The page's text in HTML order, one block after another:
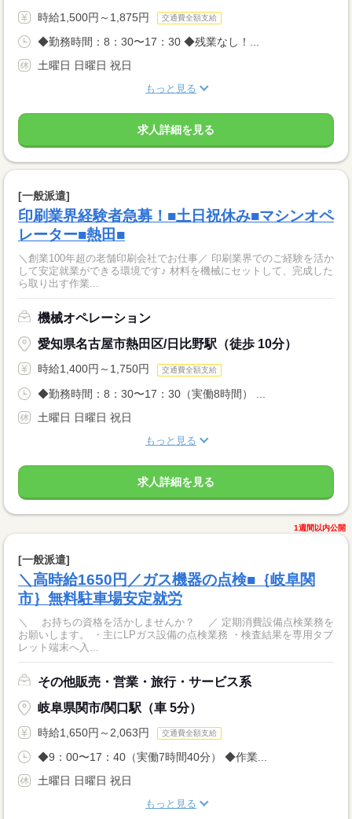
時給1,500円～1,875円 交通費全額支給
◆勤務時間：8：30〜17：30 ◆残業なし！...
土曜日 日曜日 祝日
もっと見る
求人詳細を見る
[一般派遣]
印刷業界経験者急募！■土日祝休み■マシンオペ
レーター■熱田■
＼創業100年超の老舗印刷会社でお仕事／ 印刷業界でのご経験を活か
して安定就業ができる環境です♪ 材料を機械にセットして、完成した
ら取り出す作業...
機械オペレーション
愛知県名古屋市熱田区/日比野駅（徒歩 10分）
時給1,400円～1,750円 交通費全額支給
◆勤務時間：8：30〜17：30（実働8時間） ...
土曜日 日曜日 祝日
もっと見る
求人詳細を見る
1週間以内公開
[一般派遣]
＼高時給1650円／ガス機器の点検■｛岐阜関
市｝無料駐車場安定就労
＼ お持ちの資格を活かしませんか？ ／ 定期消費設備点検業務を
お願いします。 ・主にLPガス設備の点検業務 ・検査結果を専用タブ
レット端末へ入...
その他販売・営業・旅行・サービス系
岐阜県関市/関口駅（車 5分）
時給1,650円～2,063円 交通費全額支給
◆9：00〜17：40（実働7時間40分） ◆作業...
土曜日 日曜日 祝日
もっと見る